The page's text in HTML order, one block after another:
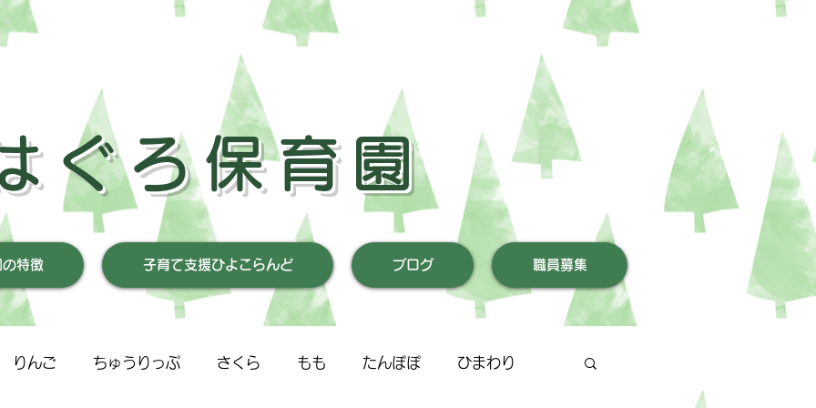
ぐろ保育園
特徴 子育て支援ひよこらんど ブログ 職員募集
りんご ちゅうりっぷ さくら もも たんぽぽ ひまわり